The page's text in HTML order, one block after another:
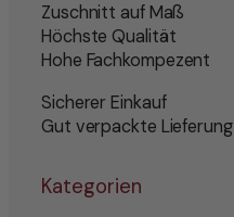
Zuschnitt auf Maß
Höchste Qualität
Hohe Fachkompezent
Sicherer Einkauf
Gut verpackte Lieferung
Kategorien